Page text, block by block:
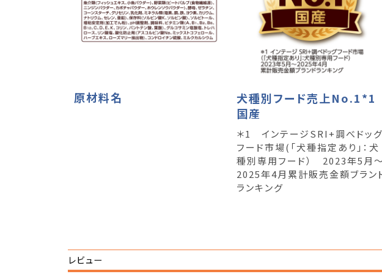
原材料名
犬種別フード売上No.1*1
国産
＊1 インテージSRI+調べドッグ
フード市場(「犬種指定あり」：犬
種別専用フード） 2023年5月
2025年4月累計販売金額ブラン
ランキング
レビュー